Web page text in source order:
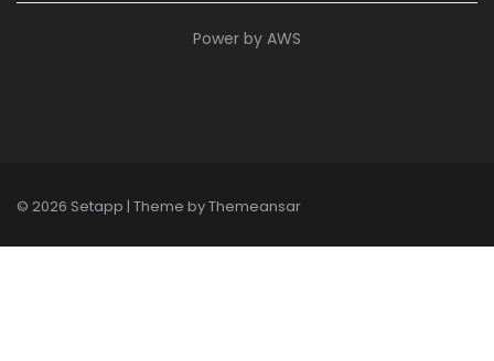
Power by AWS
© 2026 Setapp | Theme byThemeansar